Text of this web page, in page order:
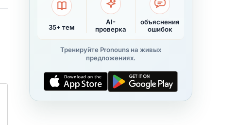
35+ тем
AI-
проверка
объяснения
ошибок
Тренируйте Pronouns на живых
предложениях.